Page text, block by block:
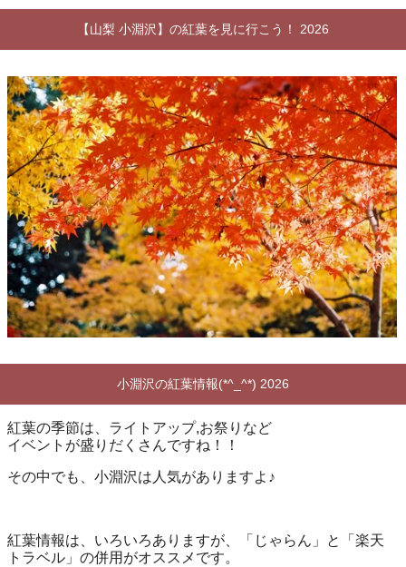
【山梨 小淵沢】の紅葉を見に行こう！ 2026
小淵沢の紅葉情報(*^_^*) 2026
紅葉の季節は、ライトアップ,お祭りなど
イベントが盛りだくさんですね！！
その中でも、小淵沢は人気がありますよ♪
紅葉情報は、いろいろありますが、「じゃらん」と「楽天
トラベル」の併用がオススメです。